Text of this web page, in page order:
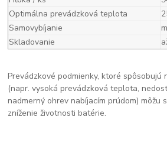
Optimálna prevádzková teplota
Samovybíjanie
Skladovanie
Prevádzkové podmienky, ktoré spôsobujú
(napr. vysoká prevádzková teplota,
nadmerný ohrev nabíjacím prúdom) môžu
zníženie životnosti batérie.